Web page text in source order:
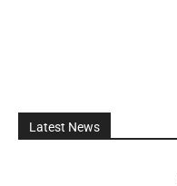
Latest News